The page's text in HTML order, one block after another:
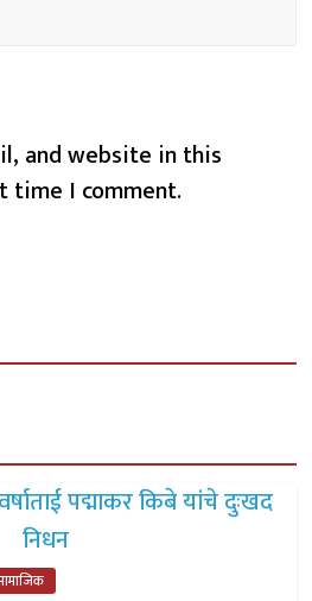
and website in this
time I comment.